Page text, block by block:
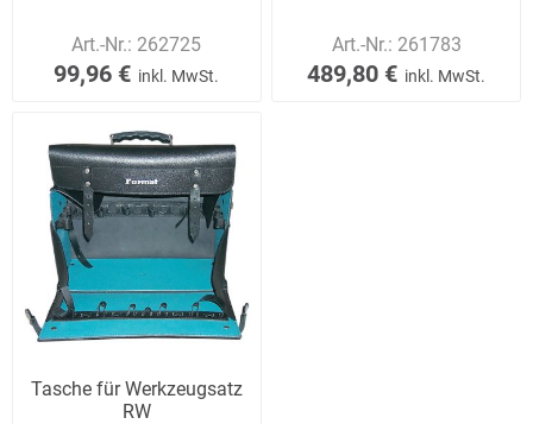
Art.-Nr.: 262725
99,96 € inkl. MwSt.
Art.-Nr.: 261783
489,80 € inkl. MwSt.
Tasche für Werkzeugsatz
RW